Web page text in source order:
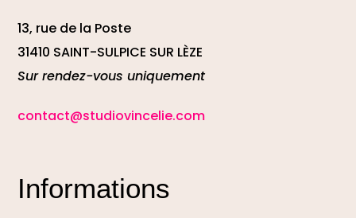
13, rue de la Poste
31410 SAINT-SULPICE SUR LÈZE
Sur rendez-vous uniquement
contact@studiovincelie.com
Informations